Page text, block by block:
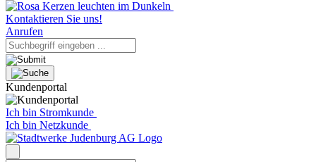
Kontaktieren Sie uns!
Anrufen
Kundenportal
Ich bin Stromkunde
Ich bin Netzkunde